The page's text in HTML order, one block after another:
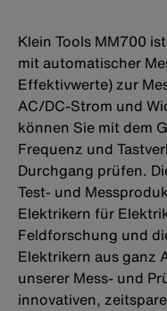
Klein Tools MM700
mit automatischer
Effektivwerte) zur
AC/DC-Strom und
können Sie mit dem
Frequenz und
Durchgang prüfen.
Test- und
Elektrikern für
Feldforschung und
Elektrikern aus ganz
unserer Mess- und
innovativen,